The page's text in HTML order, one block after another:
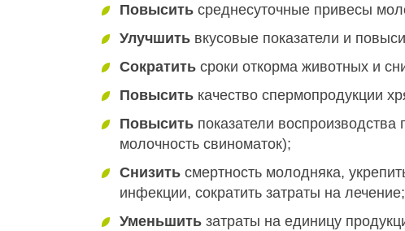
Повысить среднесуточные привесы
Улучшить вкусовые показатели и
Сократить сроки откорма животных и
Повысить качество спермопродукции
Повысить показатели
молочность свиноматок);
Снизить смертность молодняка,
инфекции, сократить затраты на лечение;
Уменьшить затраты на единицу